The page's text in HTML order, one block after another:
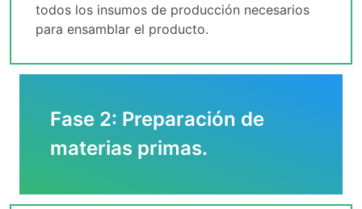
todos los insumos de producción necesarios
para ensamblar el producto.
Fase 2: Preparación de
materias primas.